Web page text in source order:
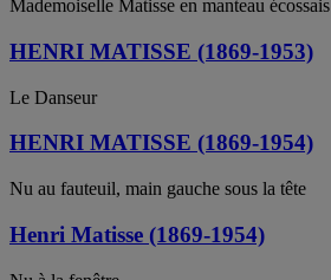
Mademoiselle Matisse en manteau écossais
HENRI MATISSE (1869-1953)
Le Danseur
HENRI MATISSE (1869-1954)
Nu au fauteuil, main gauche sous la tête
Henri Matisse (1869-1954)